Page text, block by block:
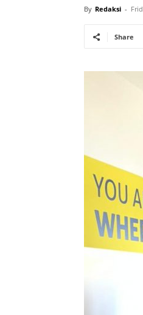
By Redaksi -
Share